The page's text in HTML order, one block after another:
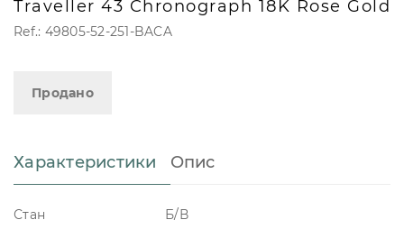
Traveller 43 Chronograph 18K Rose Gold
Ref.: 49805-52-251-BACA
Продано
Характеристики Опис
Стан Б/В